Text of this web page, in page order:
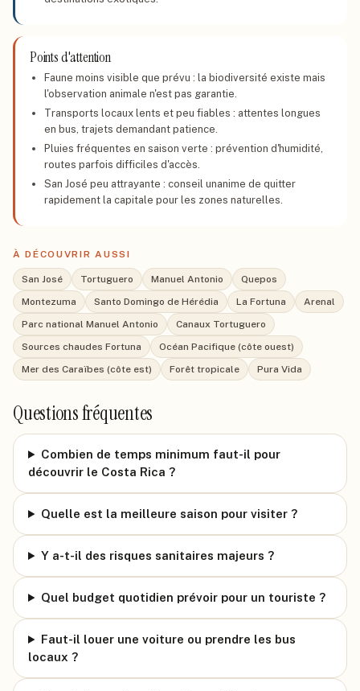
Points d'attention
Faune moins visible que prévu : la biodiversité existe mais
l'observation animale n'est pas garantie.
Transports locaux lents et peu fiables : attentes longues
en bus, trajets demandant patience.
Pluies fréquentes en saison verte : prévention d'humidité,
routes parfois difficiles d'accès.
San José peu attrayante : conseil unanime de quitter
rapidement la capitale pour les zones naturelles.
À DÉCOUVRIR AUSSI
San José Tortuguero Manuel Antonio
Quepos
Montezuma
Santo Domingo de Hérédia La Fortuna
Arenal
Parc national Manuel Antonio
Canaux Tortuguero
Sources chaudes Fortuna
Océan Pacifique (côte ouest)
Mer des Caraïbes (côte est)
Forêt tropicale Pura Vida
Questions fréquentes
Combien de temps minimum faut-il pour
découvrir le Costa Rica ?
Quelle est la meilleure saison pour visiter ?
Y a-t-il des risques sanitaires majeurs ?
Quel budget quotidien prévoir pour un touriste ?
Faut-il louer une voiture ou prendre les bus
locaux ?